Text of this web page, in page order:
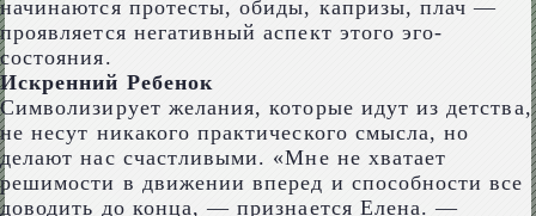
начинаются протесты, обиды, капризы, плач —
проявляется негативный аспект этого эго-
состояния.
Искренний Ребенок
Символизирует желания, которые идут из детства,
не несут никакого практического смысла, но
делают нас счастливыми. «Мне не хватает
решимости в движении вперед и способности все
доводить до конца, — признается Елена. —